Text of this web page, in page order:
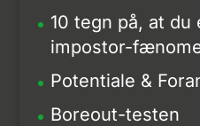
10 tegn på, at du
impostor-
Potentiale &
Boreout-testen